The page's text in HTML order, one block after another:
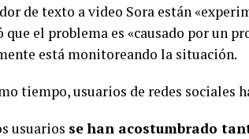
de texto a video Sora están
el problema es «causado por un
está monitoreando la situación.
tiempo, usuarios de redes sociales
usuarios se han acostumbrado